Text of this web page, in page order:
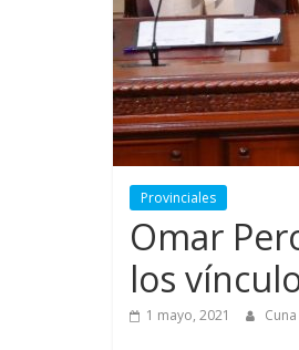
Provinciales
Omar
los
1 mayo, 2021